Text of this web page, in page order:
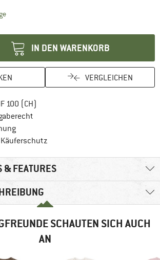
Der Link öffnet sich in einer Infobox und
IN DEN WARENKORB
VERGLEICHEN
100 (CH)
Finde die Zahlungs-Infos hier! Öffnet
& FEATURES
SCHAUTEN SICH AUCH
AN